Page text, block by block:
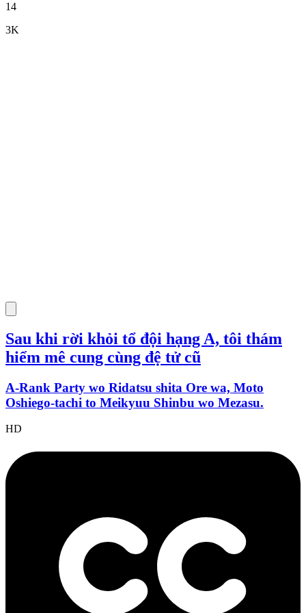
14
3K
Sau khi rời khỏi tổ đội hạng A, tôi thám
hiểm mê cung cùng đệ tử cũ
A-Rank Party wo Ridatsu shita Ore wa, Moto
Oshiego-tachi to Meikyuu Shinbu wo Mezasu.
HD